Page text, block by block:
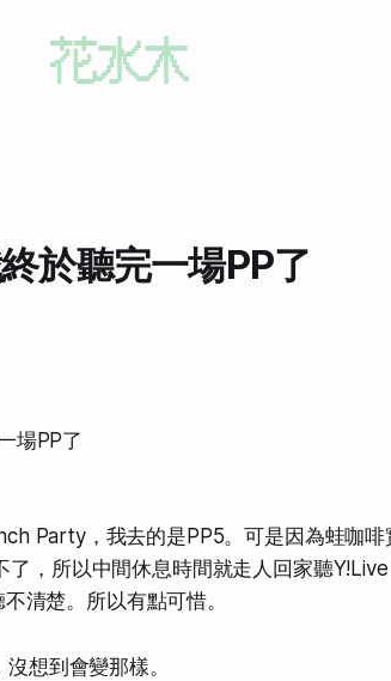
於聽完一場PP了
Party，我去的是PP5。可是因為蛙咖啡
，所以中間休息時間就走人回家聽
清楚。所以有點可惜。
想到會變那樣。